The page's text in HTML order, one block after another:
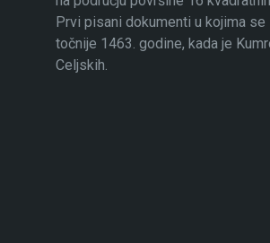
Prvi pisani dokumenti u kojima
točnije 1463. godine, kada je
Celjskih.